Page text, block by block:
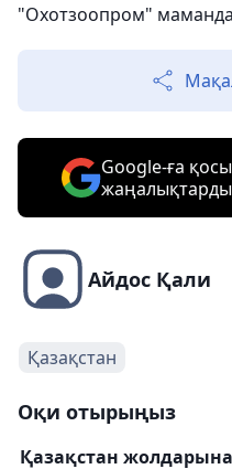
"Охотзоопром"
Google-ға
Айдос Қали
Қазақстан
Оқи отырыңыз
Қазақстан жолдарына